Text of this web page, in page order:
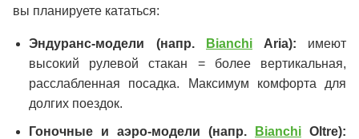
вы планируете кататься:
Эндуранс-модели (напр. Bianchi Aria): имеют
высокий рулевой стакан = более вертикальная,
расслабленная посадка. Максимум комфорта для
долгих поездок.
Гоночные и аэро-модели (напр. Bianchi Oltre):